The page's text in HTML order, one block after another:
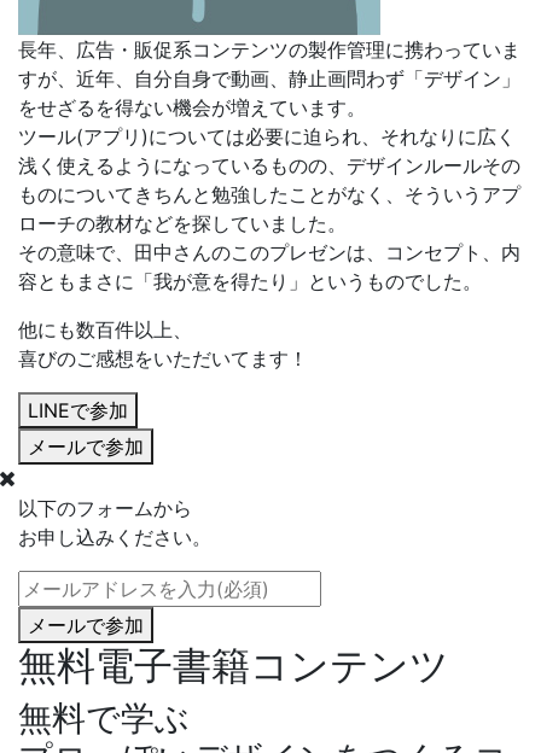
長年、広告・販促系コンテンツの製作管理に携わっていま
すが、近年、自分自身で動画、静止画問わず 「デザイン」
をせざるを得ない機会が増えています。
ツール(アプリ)については必要に迫られ、それなりに広く
浅く使えるようになっているものの、デザインルールその
ものについてきちんと勉強したことがなく、そういうアプ
ローチの教材などを探していました。
その意味で、 田中さんのこのプレゼンは、コンセプト、内
容ともまさに「我が意を得たり」というものでした。
他にも数百件以上、
喜びのご感想をいただいてます！
LINEで参加
メールで参加
以下のフォームから
お申し込みください。
メールで参加
無料電子書籍コンテンツ
無料で学ぶ